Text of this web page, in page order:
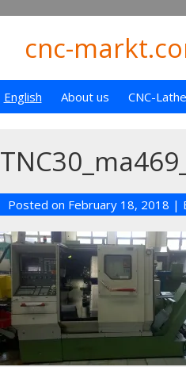
cnc-
English About us CNC-
Posted on February 18, 2018 |